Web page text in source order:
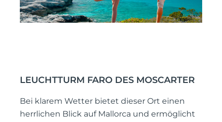
LEUCHTTURM FARO DES MOSCARTER
Bei klarem Wetter bietet dieser Ort einen
herrlichen Blick auf Mallorca und ermöglicht